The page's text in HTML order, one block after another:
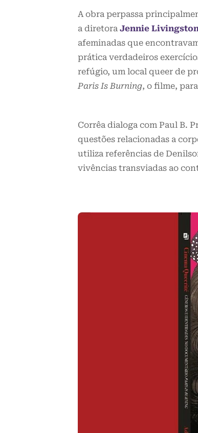
A obra perpassa
a diretora Jennie
afeminadas que
prática verdadeiros
refúgio, um local queer de
Paris Is Burning, o filme,
Corrêa dialoga com Paul B.
questões relacionadas a
utiliza referências de
vivências transviadas ao